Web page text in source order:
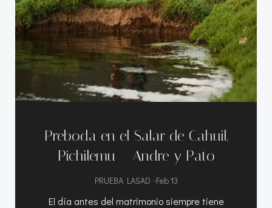
Preboda en el Salar de Cahuil,
Pichilemu – Andre y Pato
PRUEBA LASAD -Feb 13
El día antes del matrimonio siempre tiene